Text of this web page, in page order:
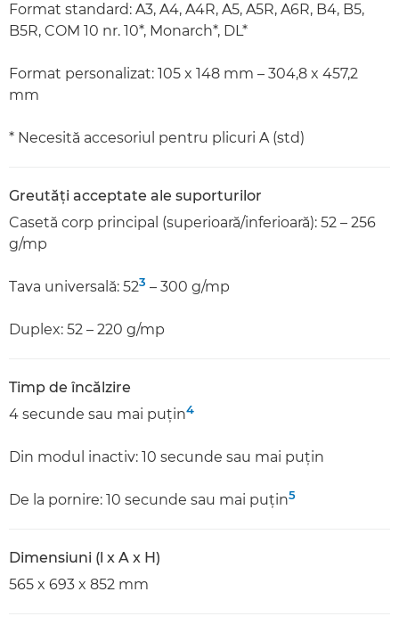
Format standard: A3, A4, A4R, A5, A5R, A6R, B4, B5,
B5R, COM 10 nr. 10*, Monarch*, DL*
Format personalizat: 105 x 148 mm – 304,8 x 457,2
mm
* Necesită accesoriul pentru plicuri A (std)
Greutăţi acceptate ale suporturilor
Casetă corp principal (superioară/inferioară): 52 – 256
g/mp
Tava universală: 523 – 300 g/mp
Duplex: 52 – 220 g/mp
Timp de încălzire
4 secunde sau mai puţin4
Din modul inactiv: 10 secunde sau mai puţin
De la pornire: 10 secunde sau mai puţin5
Dimensiuni (l x A x H)
565 x 693 x 852 mm